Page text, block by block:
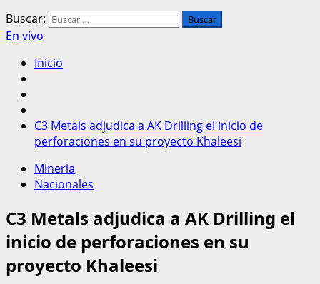
Buscar:
En vivo
Inicio
C3 Metals adjudica a AK Drilling el inicio de
perforaciones en su proyecto Khaleesi
Mineria
Nacionales
C3 Metals adjudica a AK Drilling el
inicio de perforaciones en su
proyecto Khaleesi